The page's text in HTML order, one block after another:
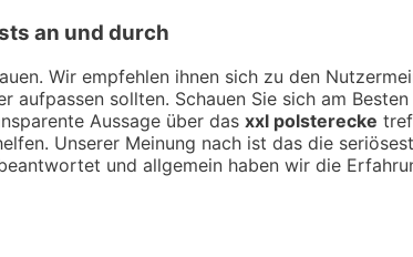
an und durch
Wir empfehlen ihnen sich zu den
aufpassen sollten. Schauen Sie sich am Besten
Aussage über das xxl polsterecke
Unserer Meinung nach ist das die
und allgemein haben wir die